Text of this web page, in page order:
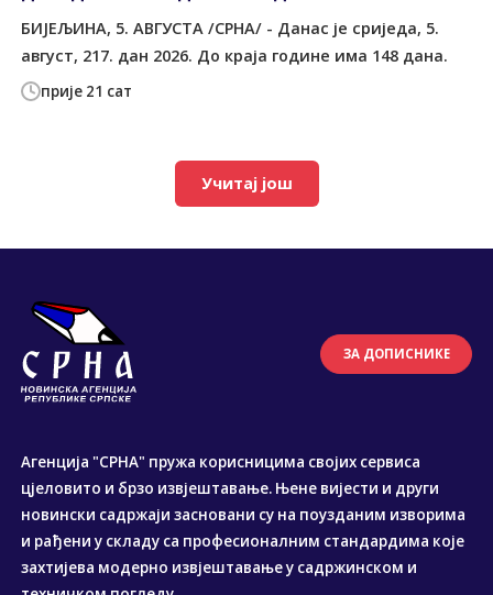
прије 21 сат
БИЈЕЉИНА, 5. АВГУСТА /СРНА/ - Данас је сриједа, 5.
август, 217. дан 2026. До краја године има 148 дана.
Учитај још
ЗА ДОПИСНИКЕ
Агенција "СРНА" пружа корисницима својих сервиса
цјеловито и брзо извјештавање. Њене вијести и други
новински садржаји засновани су на поузданим изворима
и рађени у складу са професионалним стандардима које
захтијева модерно извјештавање у садржинском и